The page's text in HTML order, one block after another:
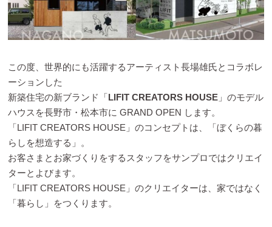
この度、世界的にも活躍するアーティスト⾧場雄氏とコラボレ
ーションした
新築住宅の新ブランド「LIFIT CREATORS HOUSE 」のモデル
ハウスを⾧野市・松本市に GRAND OPEN します。
「LIFIT CREATORS HOUSE」のコンセプトは、「ぼくらの暮
らしを想造する」。
お客さまとお家づくりをするスタッフをサンプロではクリエイ
ターとよびます。
「LIFIT CREATORS HOUSE」のクリエイターは、家ではなく
「暮らし」をつくります。